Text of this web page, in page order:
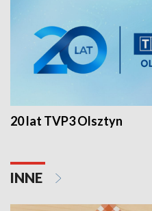
20 lat TVP3 Olsztyn
INNE